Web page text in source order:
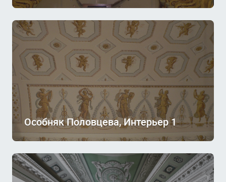
Особняк Половцева, Интерьер 1